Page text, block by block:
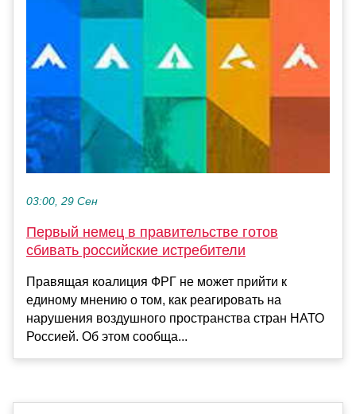
03:00, 29 Сен
Первый немец в правительстве готов
сбивать российские истребители
Правящая коалиция ФРГ не может прийти к
единому мнению о том, как реагировать на
нарушения воздушного пространства стран НАТО
Россией. Об этом сообща...